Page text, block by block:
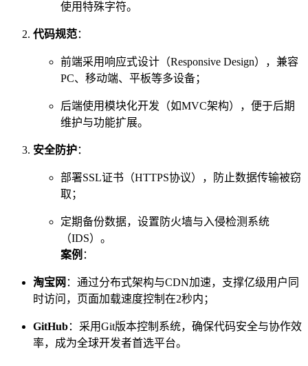
使用特殊字符。
代码规范：
前端采用响应式设计（Responsive Design），兼容
PC、移动端、平板等多设备；
后端使用模块化开发（如MVC架构），便于后期
维护与功能扩展。
安全防护：
部署SSL证书（HTTPS协议），防止数据传输被窃
取；
定期备份数据，设置防火墙与入侵检测系统
（IDS）。
案例 ：
淘宝网 ：通过分布式架构与CDN加速，支撑亿级用户同
时访问，页面加载速度控制在2秒内；
GitHub：采用Git版本控制系统，确保代码安全与协作效
率，成为全球开发者首选平台。